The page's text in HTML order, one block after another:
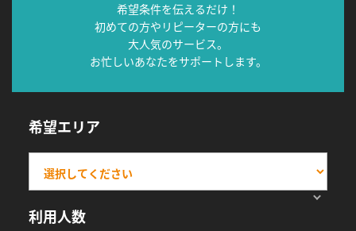
希望条件を伝えるだけ！
初めての方やリピーターの方にも
大人気のサービス。
お忙しいあなたをサポートします。
希望エリア
利用人数